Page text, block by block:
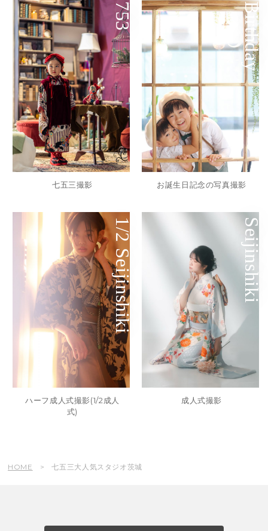
753
七五三撮影
Birthday
お誕生日記念の写真撮影
1/2 Seijinshiki
ハーフ成人式撮影(1/2成人
式)
Seijinshiki
成人式撮影
HOME 七五三大人気スタジオ茨城